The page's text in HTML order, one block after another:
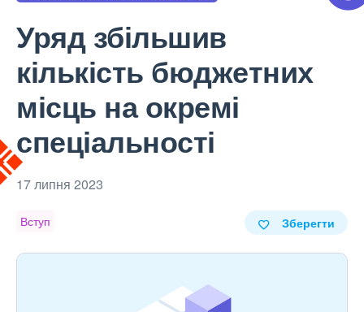
Уряд збільшив
кількість бюджетних
місць на окремі
спеціальності
17 липня 2023
Вступ Зберегти